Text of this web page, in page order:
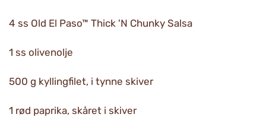
4 ss Old El Paso™ Thick 'N Chunky Salsa
1 ss olivenolje
500 g kyllingfilet, i tynne skiver
1 rød paprika, skåret i skiver